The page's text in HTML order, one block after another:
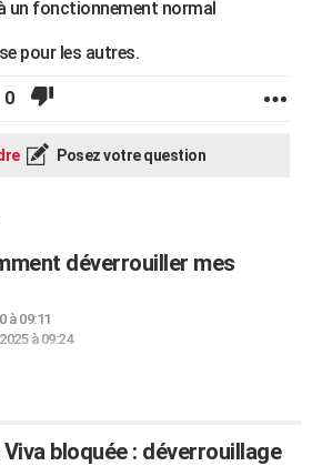
un fonctionnement normal
pour les autres.
0
Posez votre question
déverrouiller mes
à 09:11
à 09:24
bloquée : déverrouillage